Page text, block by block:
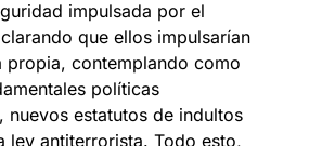
impulsada por el
que ellos impulsarían
propia, contemplando como
políticas
nuevos estatutos de indultos
ley antiterrorista. Todo esto,